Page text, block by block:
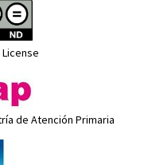
de Atención Primaria